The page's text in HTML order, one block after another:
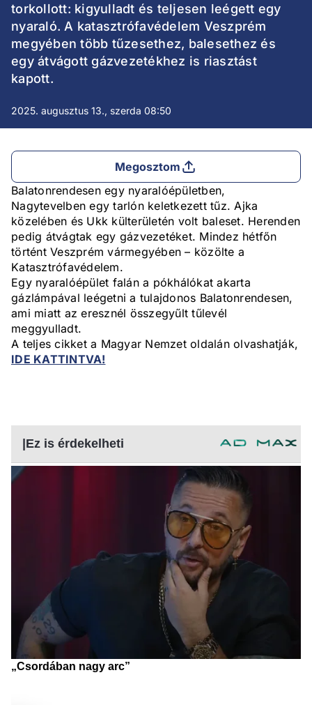
torkollott: kigyulladt és teljesen leégett egy
nyaraló. A katasztrófavédelem Veszprém
megyében több tűzesethez, balesethez és
egy átvágott gázvezetékhez is riasztást
kapott.
2025. augusztus 13., szerda 08:50
Megosztom
Balatonrendesen egy nyaralóépületben,
Nagytevelben egy tarlón keletkezett tűz. Ajka
közelében és Ukk külterületén volt baleset. Herenden
pedig átvágtak egy gázvezetéket. Mindez hétfőn
történt Veszprém vármegyében – közölte a
Katasztrófavédelem.
Egy nyaralóépület falán a pókhálókat akarta
gázlámpával leégetni a tulajdonos Balatonrendesen,
ami miatt az eresznél összegyűlt tűlevél
meggyulladt.
A teljes cikket a Magyar Nemzet oldalán olvashatják,
IDE KATTINTVA!